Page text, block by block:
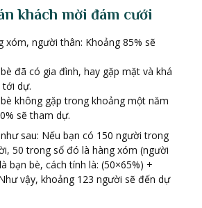
khách mời đám cưới
xóm, người thân: Khoảng 85% sẽ
đã có gia đình, hay gặp mặt và khá
tới dự.
không gặp trong khoảng một năm
sẽ tham dự.
sau: Nếu bạn có 150 người trong
50 trong số đó là hàng xóm (người
bạn bè, cách tính là: (50×65%) +
vậy, khoảng 123 người sẽ đến dự